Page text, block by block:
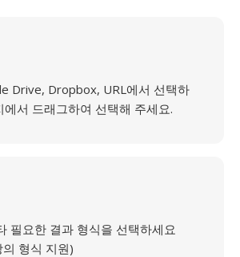
Drive, Dropbox, URL에서 선택하
에서 드래그하여 선택해 주세요.
필요한 결과 형식을 선택하세요
형식 지원)